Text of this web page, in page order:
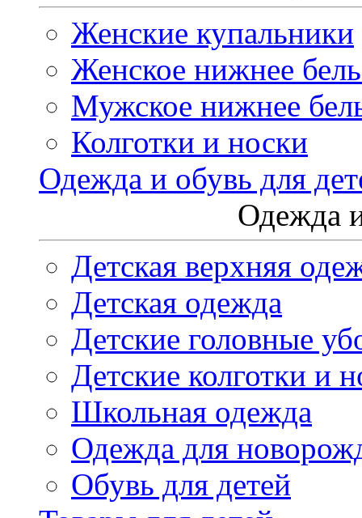
Женские купальники
Женское нижнее
Мужское нижнее
Колготки и носки
Одежда и обувь для
Одежда
Детская верхняя
Детская одежда
Детские головные
Детские колготки и
Школьная одежда
Одежда для
Обувь для детей